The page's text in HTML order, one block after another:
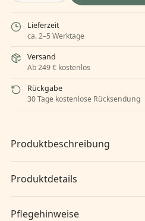
Lieferzeit
ca. 2–5 Werktage
Versand
Ab 249 € kostenlos
Rückgabe
30 Tage kostenlose Rücksendung
Produktbeschreibung
Produktdetails
Pflegehinweise